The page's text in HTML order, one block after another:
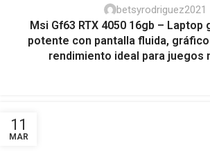
betsyrodriguez2021
Msi Gf63 RTX 4050 16gb – Laptop
potente con pantalla fluida,
rendimiento ideal para juegos
11
MAR